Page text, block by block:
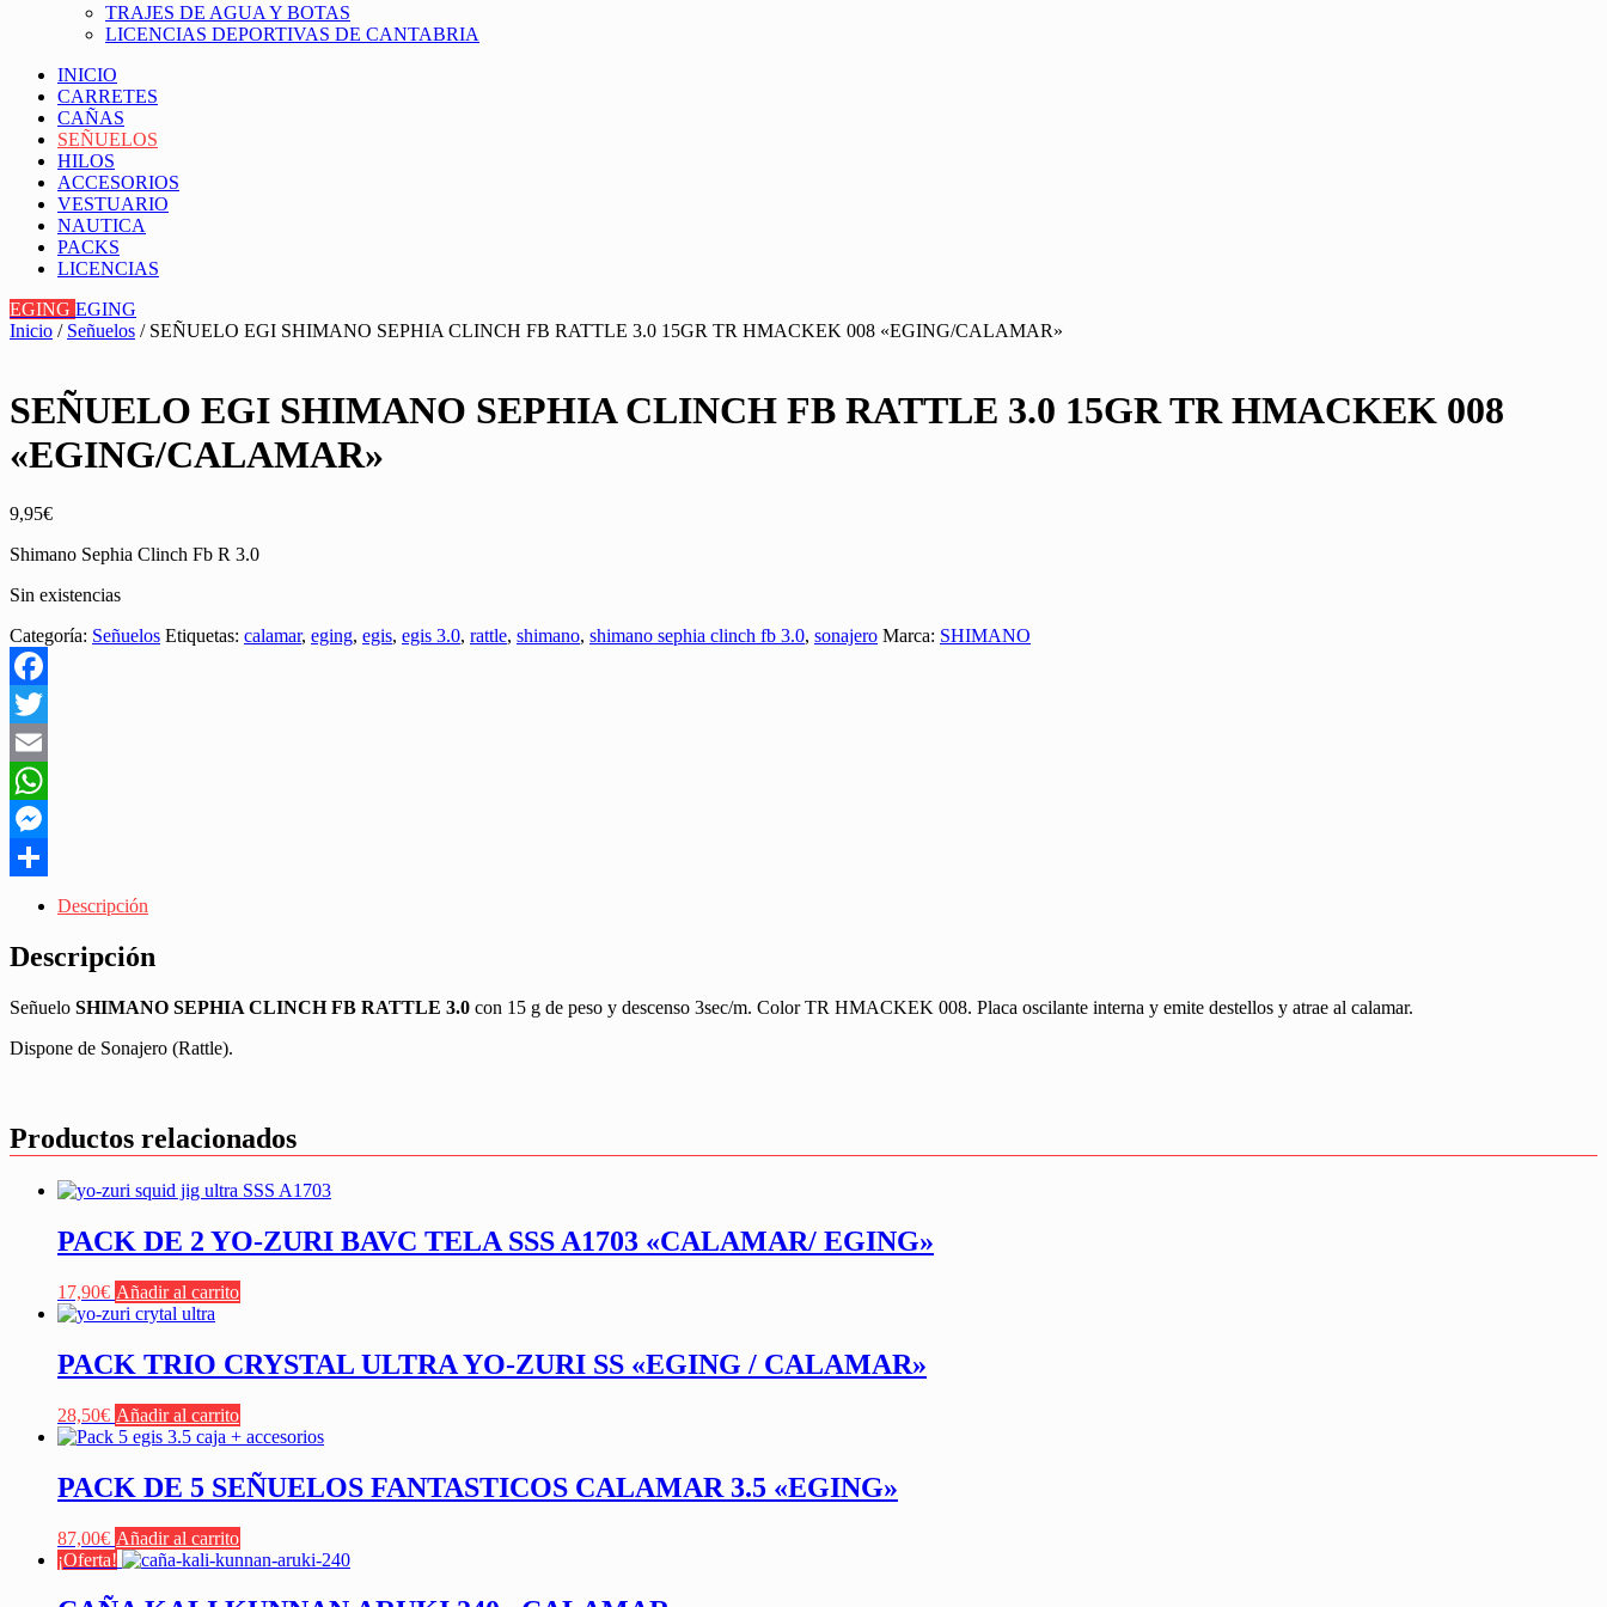
TRAJES DE AGUA Y BOTAS
LICENCIAS DEPORTIVAS DE CANTABRIA
INICIO
CARRETES
CAÑAS
SEÑUELOS
HILOS
ACCESORIOS
VESTUARIO
NAUTICA
PACKS
LICENCIAS
EGING EGING
Inicio / Señuelos / SEÑUELO EGI SHIMANO SEPHIA CLINCH FB RATTLE 3.0 15GR TR HMACKEK 008 «EGING/CALAMAR»
SEÑUELO EGI SHIMANO SEPHIA CLINCH FB RATTLE 3.0 15GR TR HMACKEK 008
«EGING/CALAMAR»
9,95€
Shimano Sephia Clinch Fb R 3.0
Sin existencias
Categoría: Señuelos Etiquetas: calamar, eging, egis, egis 3.0, rattle, shimano, shimano sephia clinch fb 3.0, sonajero Marca: SHIMANO
Facebook
Twitter
Email
WhatsApp
Messenger
Descripción
Descripción
Señuelo SHIMANO SEPHIA CLINCH FB RATTLE 3.0 con 15 g de peso y descenso 3sec/m. Color TR HMACKEK 008. Placa oscilante interna y emite destellos y atrae al calamar.
Dispone de Sonajero (Rattle).
Productos relacionados
PACK DE 2 YO-ZURI BAVC TELA SSS A1703 «CALAMAR/ EGING»
17,90€ Añadir al carrito
PACK TRIO CRYSTAL ULTRA YO-ZURI SS «EGING / CALAMAR»
28,50€ Añadir al carrito
PACK DE 5 SEÑUELOS FANTASTICOS CALAMAR 3.5 «EGING»
87,00€ Añadir al carrito
¡Oferta!